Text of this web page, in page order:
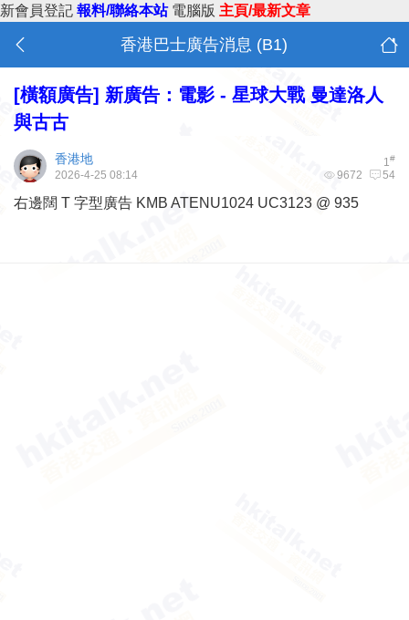
新會員登記 報料/聯絡本站 電腦版 主頁/最新文章
香港巴士廣告消息 (B1)
[橫額廣告] 新廣告：電影 - 星球大戰 曼達洛人
與古古
1#
香港地
9672 54
2026-4-25 08:14
右邊闊 T 字型廣告 KMB ATENU1024 UC3123 @ 935